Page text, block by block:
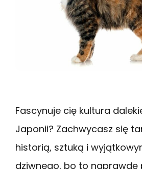
Fascynuje cię kultura
Japonii? Zachwycasz się
historią, sztuką i
dziwnego, bo to naprawdę